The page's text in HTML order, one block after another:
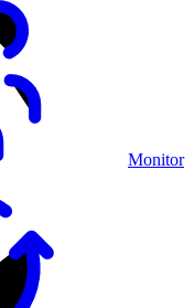
Monitor